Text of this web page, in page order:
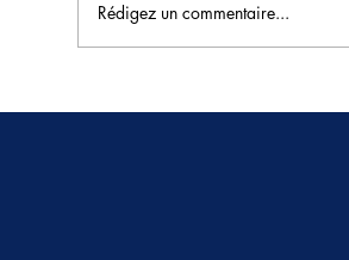
Rédigez un commentaire...